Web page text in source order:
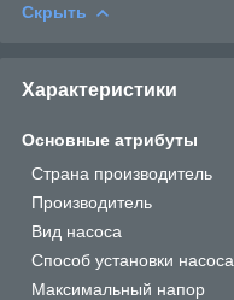
Скрыть
Характеристики
Основные атрибуты
Страна производитель
Производитель
Вид насоса
Способ установки насоса
Максимальный напор